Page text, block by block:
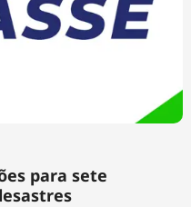
para sete